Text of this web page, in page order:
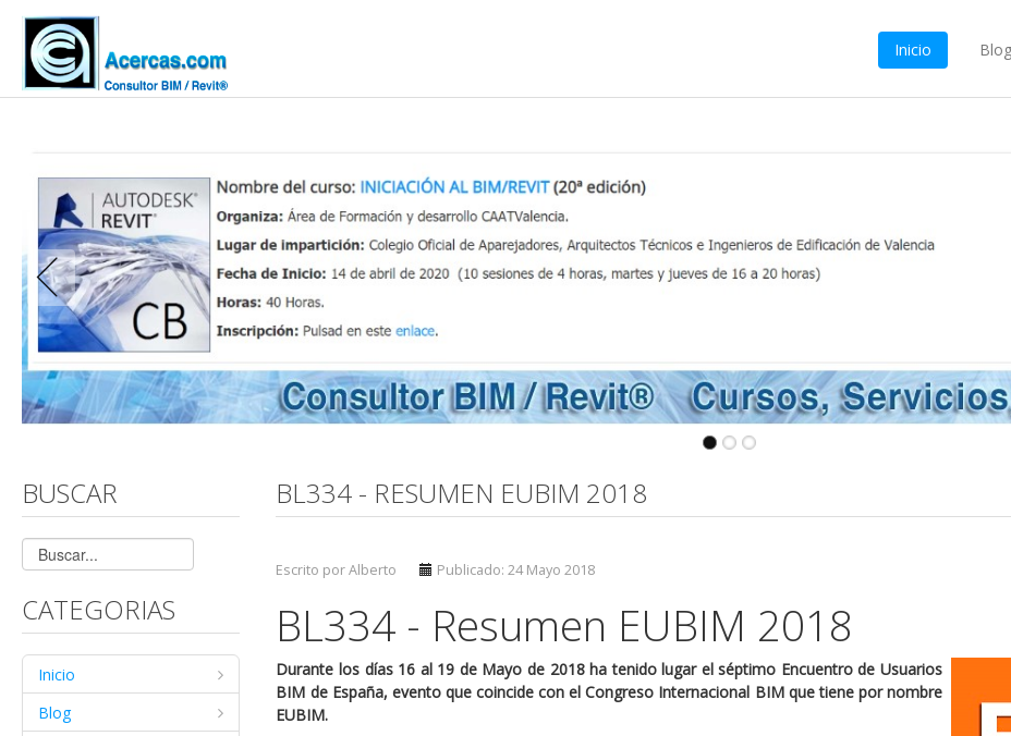
Inicio Blog
BUSCAR
CATEGORIAS
Inicio
Blog
BL334 - RESUMEN EUBIM 2018
Escrito por Alberto Publicado: 24 Mayo 2018
BL334 - Resumen EUBIM 2018
Durante los días 16 al 19 de Mayo de 2018 ha tenido lugar el séptimo Encuentro de Usuarios
BIM de España, evento que coincide con el Congreso Internacional BIM que tiene por nombre
EUBIM.